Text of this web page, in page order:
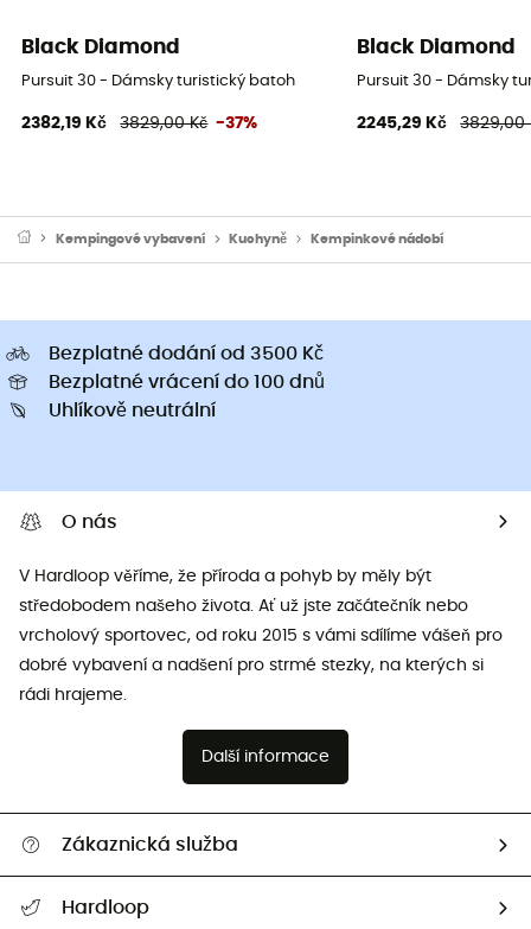
Black Diamond
Pursuit 30 - Dámsky turistický batoh
2382,19 Kč 3829,00 Kč -37%
Black Diamond
Pursuit 30 - Dámsky
2245,29 Kč 3829,00
Kempingové vybavení Kuchyně Kempinkové nádobí
Bezplatné dodání od 3500 Kč
Bezplatné vrácení do 100 dnů
Uhlíkově neutrální
O nás
V Hardloop věříme, že příroda a pohyb by měly být
středobodem našeho života. Ať už jste začátečník nebo
vrcholový sportovec, od roku 2015 s vámi sdílíme vášeň pro
dobré vybavení a nadšení pro strmé stezky, na kterých si
rádi hrajeme.
Další informace
Zákaznická služba
Hardloop